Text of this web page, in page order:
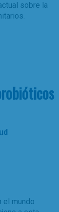
sobre la
el mundo